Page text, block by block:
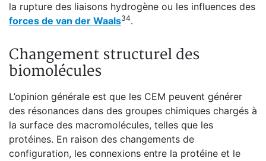
la rupture des liaisons hydrogène ou les influences des
forces de van der Waals34.
Changement structurel des
biomolécules
L’opinion générale est que les CEM peuvent générer
des résonances dans des groupes chimiques chargés à
la surface des macromolécules, telles que les
protéines. En raison des changements de
configuration, les connexions entre la protéine et le